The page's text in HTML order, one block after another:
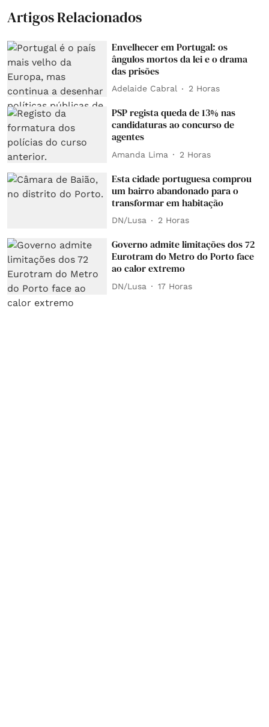
Artigos Relacionados
Envelhecer em Portugal: os
ângulos mortos da lei e o drama
das prisões
Adelaide Cabral 2 Horas
PSP regista queda de 13% nas
candidaturas ao concurso de
agentes
Amanda Lima 2 Horas
Esta cidade portuguesa comprou
um bairro abandonado para o
transformar em habitação
DN/Lusa 2 Horas
Governo admite limitações dos 72
Eurotram do Metro do Porto face
ao calor extremo
DN/Lusa 17 Horas